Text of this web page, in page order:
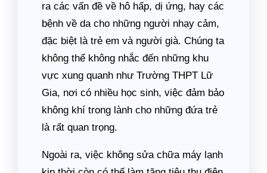
ra các vấn đề về hô hấp, dị ứng, hay các
bệnh về da cho những người nhạy cảm,
đặc biệt là trẻ em và người già. Chúng ta
không thể không nhắc đến những khu
vực xung quanh như Trường THPT Lữ
Gia, nơi có nhiều học sinh, việc đảm bảo
không khí trong lành cho những đứa trẻ
là rất quan trọng.
Ngoài ra, việc không sửa chữa máy lạnh